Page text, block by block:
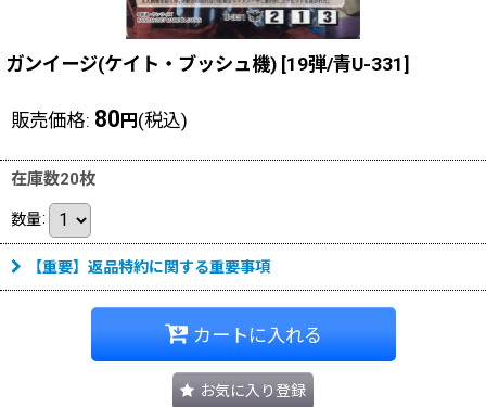
ガンイージ(ケイト・ブッシュ機) [19弾/青U-331]
販売価格: 80 円 (税込)
在庫数20枚
数量:
【重要】返品特約に関する重要事項
カートに入れる
お気に入り登録